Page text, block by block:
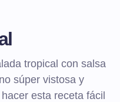
tropical con salsa
súper vistosa y
esta receta fácil